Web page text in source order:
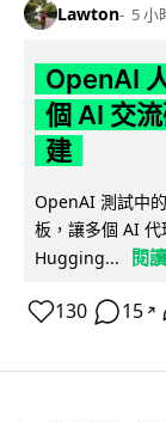
Lawton 5 小
OpenAI
個 AI 交
建
OpenAI 測試中
板，讓多個 AI
Hugging...
閱
130 15 ↗